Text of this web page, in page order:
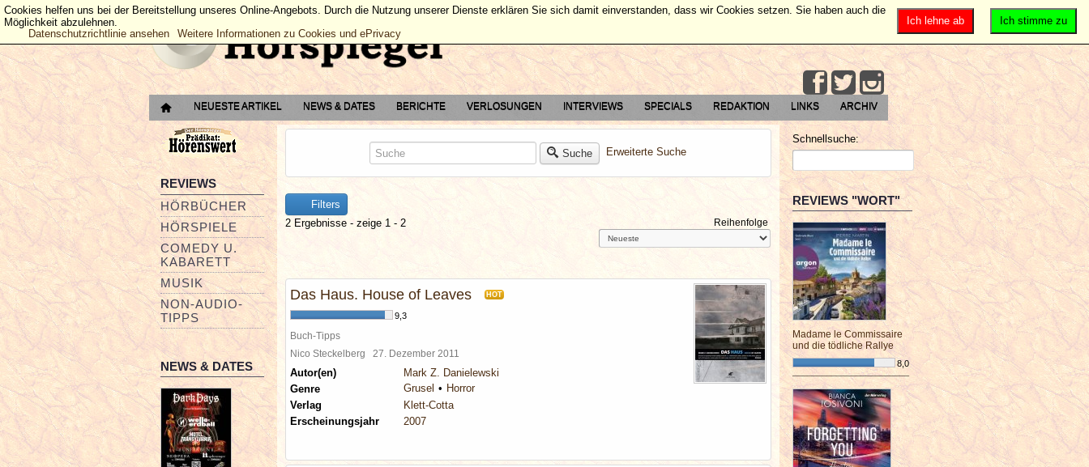
NEUESTE ARTIKEL NEWS & DATES BERICHTE VERLOSUNGEN INTERVIEWS SPECIALS REDAKTION LINKS ARCHIV
REVIEWS
HÖRBÜCHER
HÖRSPIELE
COMEDY U.
KABARETT
MUSIK
NON-AUDIO-
TIPPS
NEWS & DATES
Suche Erweiterte Suche
Filters
2 Ergebnisse - zeige 1 - 2
Reihenfolge
Das Haus. House of Leaves HOT
9,3
Buch-Tipps
Nico Steckelberg 27. Dezember 2011
Autor(en)
Mark Z. Danielewski
Genre
Grusel
Horror
Verlag
Klett-Cotta
Erscheinungsjahr
2007
Schnellsuche:
REVIEWS "WORT"
Madame le Commissaire
und die tödliche Rallye
8,0
¯¯¯¯¯¯¯¯¯¯¯¯¯¯¯¯¯¯¯¯¯¯¯¯
Ich stimme zu
Ich lehne ab
Cookies helfen uns bei der Bereitstellung unseres Online-Angebots. Durch die Nutzung unserer Dienste erklären Sie sich damit einverstanden, dass wir Cookies setzen. Sie haben auch die
Möglichkeit abzulehnen.
Datenschutzrichtlinie ansehen
Weitere Informationen zu Cookies und ePrivacy